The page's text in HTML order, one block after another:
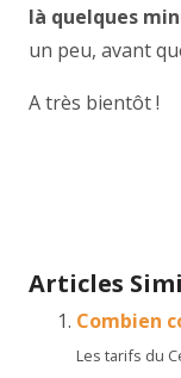
là quelques
un peu, avant
A très bientôt !
Articles
Combien
Les tarifs du